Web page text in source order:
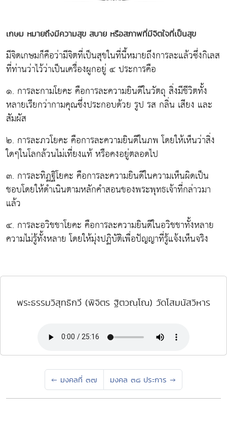
เกษม หมายถึงมีความสุข สบาย หรือสภาพที่มีจิตใจที่เป็นสุข
มีจิดเกษมก็คือว่ามีจิตที่เป็นสุขในที่นี้หมายถึงการละแล้วซึ่งกิเลส
ที่ท่านว่าไว้ว่าเป็นเครื่องผูกอยู่ ๔ ประการคือ
๑. การละกามโยคะ คือการละความยินดีในวัตถุ สิ่งมีชีวิตทั้ง
หลายเรียกว่ากามคุณซึ่งประกอบด้วย รูป รส กลิ่น เสียง และ
สัมผัส
๒. การละภวโยคะ คือการละความยินดีในภพ โดยให้เห็นว่าสิ่ง
ใดๆในโลกล้วนไม่เที่ยงแท้ หรือคงอยู่ตลอดไป
๓. การละทิฏฐิโยคะ คือการละความยินดีในความเห็นผิดเป็น
ชอบโดยให้ดำเนินตามหลักคำสอนของพระพุทธเจ้าที่กล่าวมา
แล้ว
๔. การละอวิชชาโยคะ คือการละความยินดีในอวิชชาทั้งหลาย
ความไม่รู้ทั้งหลาย โดยให้มุ่งปฏิบัติเพื่อปัญญาที่รู้แจ้งเห็นจริง
พระธรรมวิสุทธิกวี (พิจิตร ฐิตวณฺโณ) วัดโสมนัสวิหาร
← มงคลที่ ๓๗ มงคล ๓๘ ประการ →